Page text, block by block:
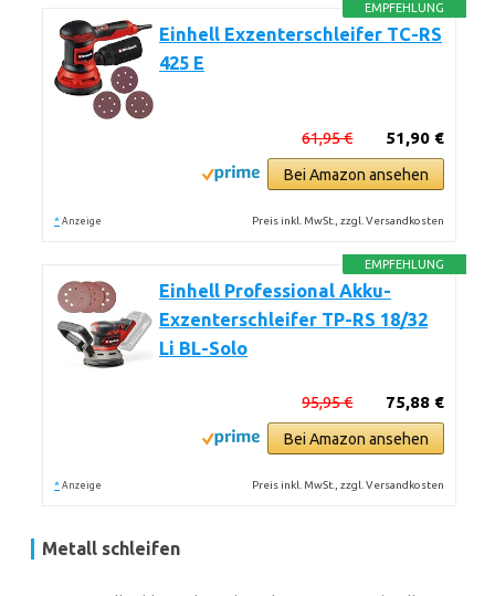
EMPFEHLUNG
Einhell Exzenterschleifer TC-RS
425 E
51,90 €
61,95 €
Bei Amazon ansehen
* Anzeige Preis inkl. MwSt., zzgl. Versandkosten
EMPFEHLUNG
Einhell Professional Akku-
Exzenterschleifer TP-RS 18/32
Li BL-Solo
75,88 €
95,95 €
Bei Amazon ansehen
* Anzeige Preis inkl. MwSt., zzgl. Versandkosten
Metall schleifen